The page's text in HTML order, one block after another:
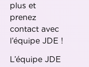
plus et
prenez
contact avec
l’équipe JDE !
L’équipe JDE